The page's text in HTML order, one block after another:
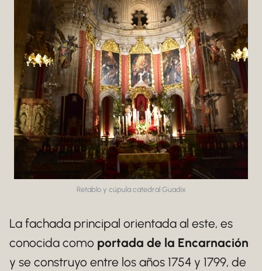
Retablo y cúpula catedral Guadix
La fachada principal orientada al este, es
conocida como portada de la Encarnación
y se construyo entre los años 1754 y 1799, de